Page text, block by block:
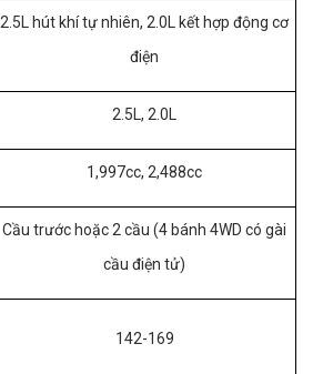
2.5L hút khí tự nhiên, 2.0L kết hợp động cơ
điện
2.5L, 2.0L
1,997cc, 2,488cc
Cầu trước hoặc 2 cầu (4 bánh 4WD có gài
cầu điện tử)
142-169